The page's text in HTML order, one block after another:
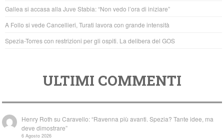
k
Gallea si accasa alla Juve Stabia: “Non vedo l’ora di iniziare”
A Follo si vede Cancellieri, Turati lavora con grande intensità
Spezia-Torres con restrizioni per gli ospiti. La delibera del GOS
ULTIMI COMMENTI
Henry Roth suCaravello: “Ravenna più avanti. Spezia? Tante idee, ma
deve dimostrare”
6 Agosto 2026